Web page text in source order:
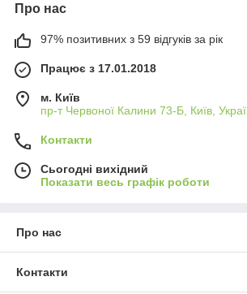
Про нас
97% позитивних з 59 відгуків за рік
Працює з 17.01.2018
м. Київ
пр-т Червоної Калини 73-Б, Київ,
Контакти
Сьогодні вихідний
Показати весь графік роботи
Про нас
Контакти